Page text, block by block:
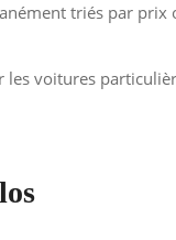
triés par
voitures